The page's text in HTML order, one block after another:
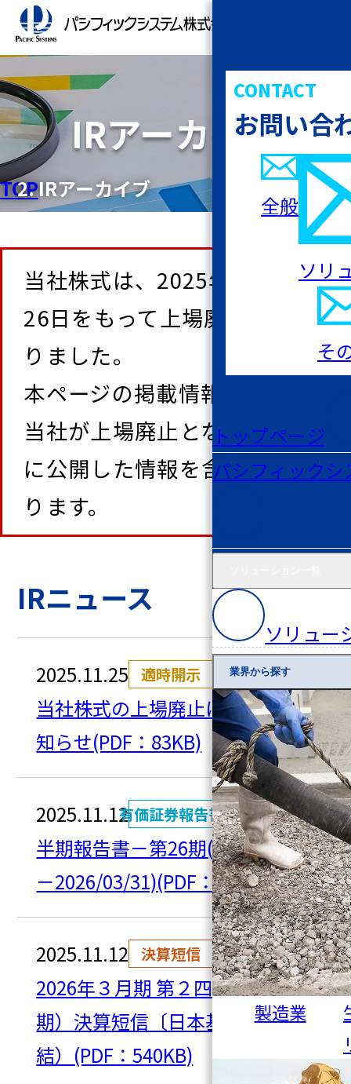
CONTACT
お問い合
全般
ソリ
そ
トップページ
パシフィック
ソリュー
業界から探す
製造業
IRアーカイブ
TOPIRアーカイブ
当社株式は、2025年11月
26日をもって上場廃止とな
りました。
本ページの掲載情報には、
当社が上場廃止となるまで
に公開した情報を含んでお
ります。
IRニュース
2025.11.25 適時開示
当社株式の上場廃止に関するお
知らせ(PDF：83KB)
2025.11.12有価証券報告書
半期報告書－第26期(2025/04/01
－2026/03/31)(PDF：125KB)
2025.11.12 決算短信
2026年３月期 第２四半期（中間
期）決算短信〔日本基準〕（連
結）(PDF：540KB)